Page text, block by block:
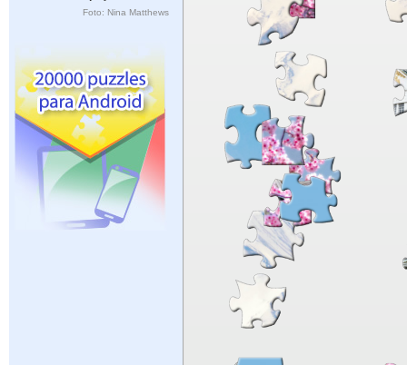
Foto: Nina Matthews